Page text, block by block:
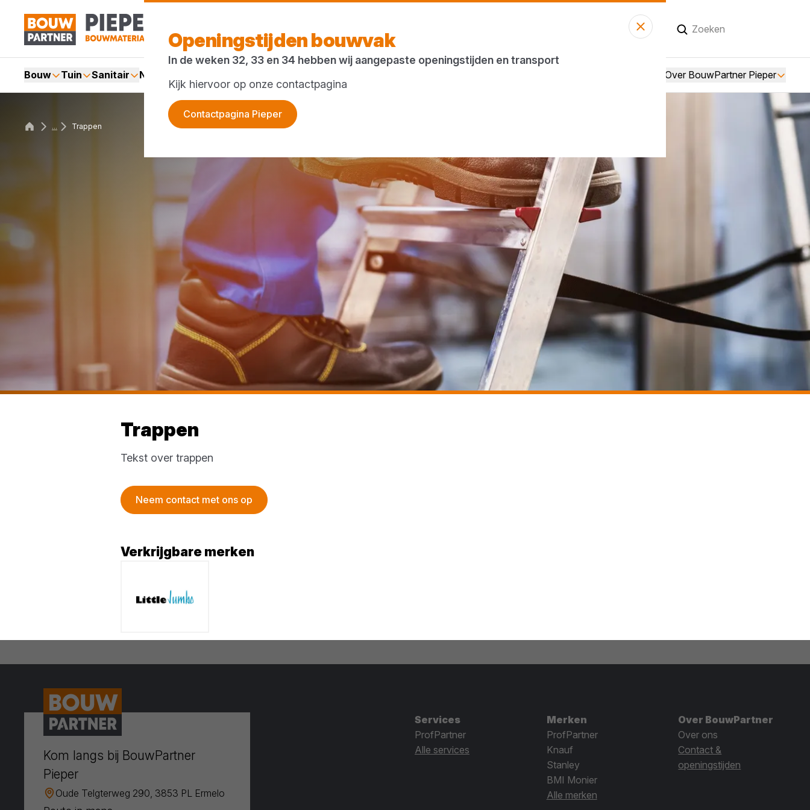
tot 17:00 uur
Bouw Tuin Sanitair Nieuws en blog Over BouwPartner Pieper
... Trappen
Trappen
Tekst over trappen
Neem contact met ons op
Verkrijgbare merken
Openingstijden bouwvak
In de weken 32, 33 en 34 hebben wij aangepaste openingstijden en transport
Kijk hiervoor op onze contactpagina
Contactpagina Pieper
Kom langs bij BouwPartner
Pieper
Oude Telgterweg 290, 3853 PL Ermelo
Services
ProfPartner
Alle services
Merken
ProfPartner
Knauf
Stanley
BMI Monier
Alle merken
Over BouwPartner
Over ons
Contact &
openingstijden